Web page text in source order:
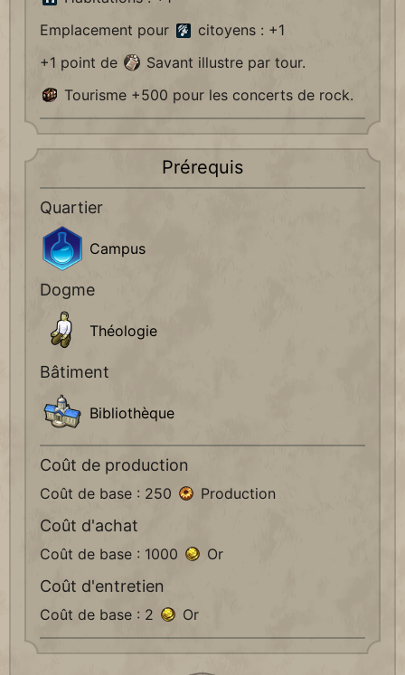
Emplacement pour
citoyens : +1
+1 point de
Savant illustre par tour.
Tourisme +500 pour les concerts de rock.
Prérequis
Quartier
Campus
Dogme
Théologie
Bâtiment
Bibliothèque
Coût de production
Coût de base : 250 Production
Coût d'achat
Coût de base : 1000 Or
Coût d'entretien
Coût de base : 2 Or